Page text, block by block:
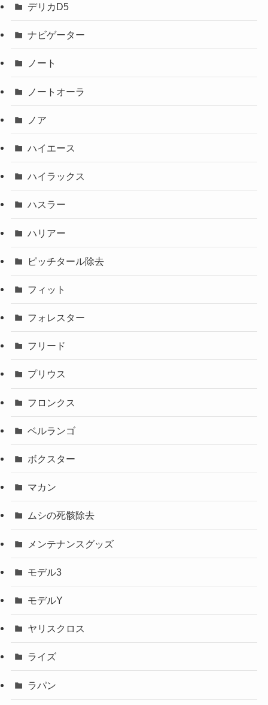
デリカD5
ナビゲーター
ノート
ノートオーラ
ノア
ハイエース
ハイラックス
ハスラー
ハリアー
ピッチタール除去
フィット
フォレスター
フリード
プリウス
フロンクス
ベルランゴ
ボクスター
マカン
ムシの死骸除去
メンテナンスグッズ
モデル3
モデルY
ヤリスクロス
ライズ
ラパン